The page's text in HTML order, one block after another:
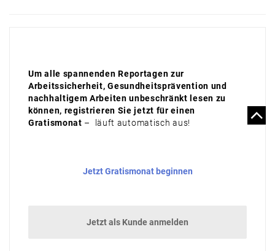
Um alle spannenden Reportagen zur
Arbeitssicherheit, Gesundheitsprävention und
nachhaltigem Arbeiten unbeschränkt lesen zu
können, registrieren Sie jetzt für einen
Gratismonat – läuft automatisch aus!
Jetzt Gratismonat beginnen
Jetzt als Kunde anmelden